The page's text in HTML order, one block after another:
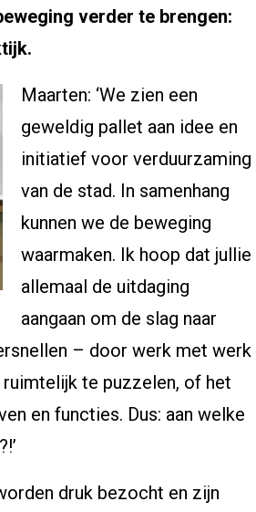
verder te brengen:
Maarten: ‘We zien een
geweldig pallet aan idee en
initiatief voor verduurzaming
van de stad. In samenhang
kunnen we de beweging
waarmaken. Ik hoop dat jullie
allemaal de uitdaging
aangaan om de slag naar
– door werk met werk
te puzzelen, of het
en functies. Dus: aan welke
druk bezocht en zijn